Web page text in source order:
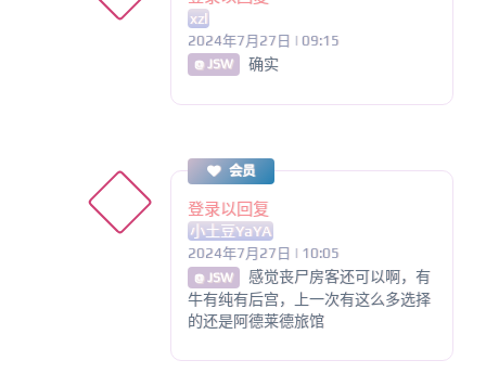
xzl
2024年7月27日 | 09:15
@ JSW 确实
会员
登录以回复
小土豆YaYA
2024年7月27日 | 10:05
@ JSW
感觉丧尸房客还可以啊，有
牛有纯有后宫，上一次有这么多选择
的还是阿德莱德旅馆